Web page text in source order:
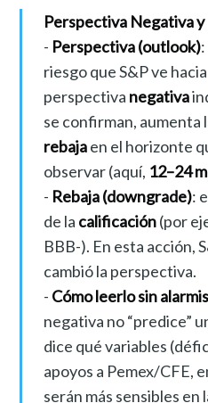
Perspectiva Negativa
- Perspectiva (outlook):
riesgo que S&P ve
perspectiva negativa
se confirman, aumenta
rebajaen el horizonte
observar (aquí, 12–24
- Rebaja (downgrade):
de la calificación(por
BBB-). En esta acción,
cambió la perspectiva.
- Cómo leerlo sin
negativa no “predice”
dice qué variables
apoyos a Pemex/CFE,
serán más sensibles en